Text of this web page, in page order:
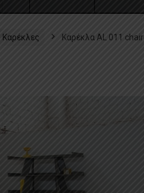
Καρέκλες Καρέκλα AL 011 chair